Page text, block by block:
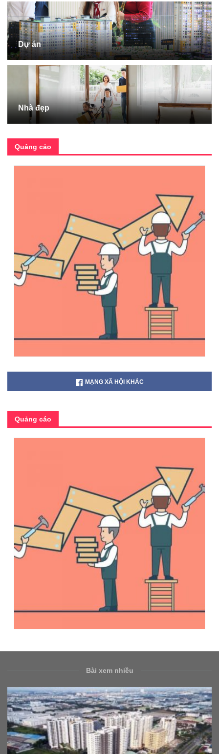
Dự án
Nhà đẹp
Quảng cáo
MẠNG XÃ HỘI KHÁC
Quảng cáo
Bài xem nhiều